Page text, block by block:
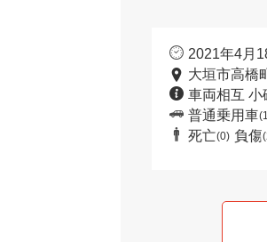
2021年4月
大垣市高橋
車両相互 小
普通乗用車
死亡(0) 負傷